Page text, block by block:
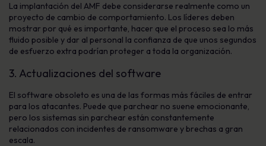
La implantación del AMF debe considerarse realmente como un
proyecto de cambio de comportamiento. Los líderes deben
mostrar por qué es importante, hacer que el proceso sea lo más
fluido posible y dar al personal la confianza de que unos segundos
de esfuerzo extra podrían proteger a toda la organización.
3. Actualizaciones del software
El software obsoleto es una de las formas más fáciles de entrar
para los atacantes. Puede que parchear no suene emocionante,
pero los sistemas sin parchear están constantemente
relacionados con incidentes de ransomware y brechas a gran
escala.